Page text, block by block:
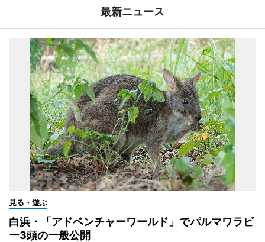
最新ニュース
見る・遊ぶ
白浜・「アドベンチャーワールド」でパルマワラビ
ー3頭の一般公開